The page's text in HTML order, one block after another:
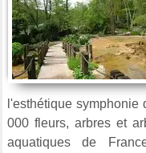
l'esthétique
000 fleurs, arbres et
aquatiques de